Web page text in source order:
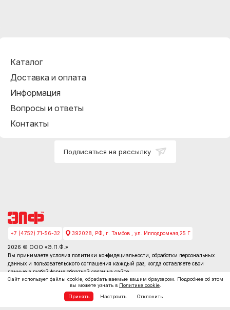
Каталог
Доставка и оплата
Информация
Вопросы и ответы
Контакты
Подписаться на рассылку
+7 (4752) 71-56-32 392028, РФ, г. Тамбов , ул. Ипподромная,25 Г
2026 © ООО «Э.П.Ф.»
Вы принимаете условия политики конфидециальности , обработки персональных
данных и пользовательского соглашения каждый раз, когда оставляете свои
данные в любой форме обратной связи на сайте
Сайт использует файлы cookie, обрабатываемые вашим браузером. Подробнее об этом
вы можете узнать в Политике cookie
Принять
Настроить Отклонить